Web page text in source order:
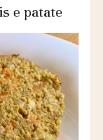
e patate